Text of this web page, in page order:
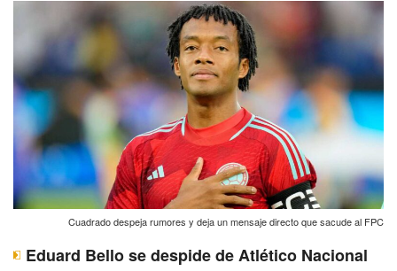
Cuadrado despeja rumores y deja un mensaje directo que sacude al FPC
Eduard Bello se despide de Atlético Nacional